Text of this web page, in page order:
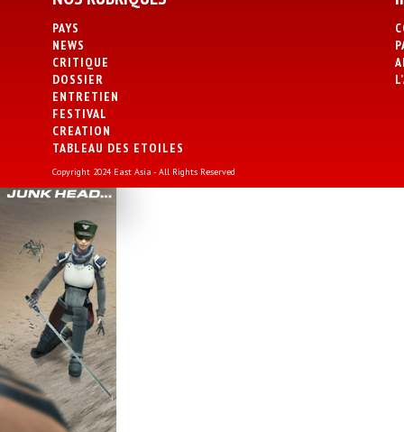
PAYS
NEWS
CRITIQUE
DOSSIER
ENTRETIEN
FESTIVAL
CREATION
TABLEAU DES ETOILES
Copyright 2024 East Asia - All Rights Reserved